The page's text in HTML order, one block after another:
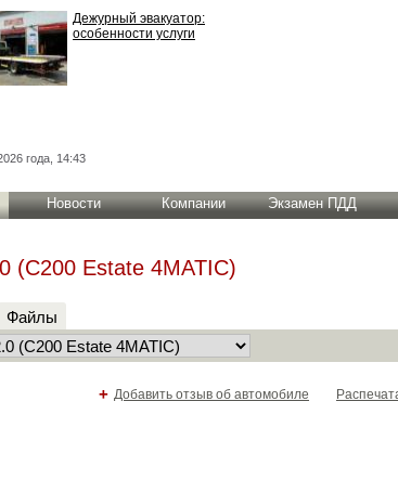
Дежурный эвакуатор:
особенности услуги
года, 14:43
Новости Компании Экзамен ПДД
(C200 Estate 4MATIC)
Файлы
+ Добавить отзыв об автомобиле